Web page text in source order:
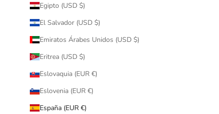
Egipto (USD $)
El Salvador (USD $)
Emiratos Árabes Unidos (USD $)
Eritrea (USD $)
Eslovaquia (EUR €)
Eslovenia (EUR €)
España (EUR €)